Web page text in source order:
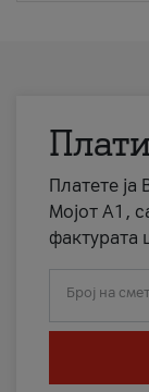
Платете ја
Мојот А1,
фактурата
Број на